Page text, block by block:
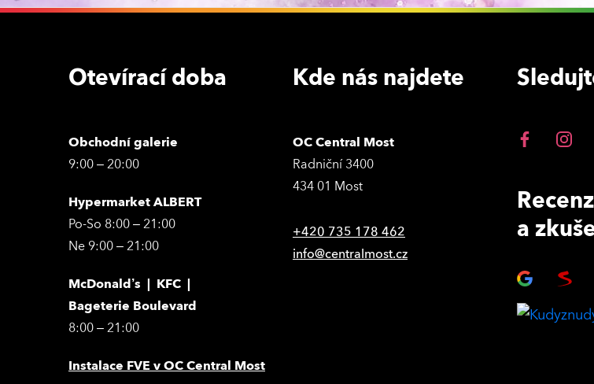
Otevírací doba
Obchodní galerie
9:00 – 20:00
Hypermarket ALBERT
Po-So 8:00 – 21:00
Ne 9:00 – 21:00
McDonald’s | KFC |
Bageterie Boulevard
8:00 – 21:00
Instalace FVE v OC Central Most
Kde nás najdete
OC Central Most
Radniční 3400
434 01 Most
+420 735 178 462
info@centralmost.cz
a